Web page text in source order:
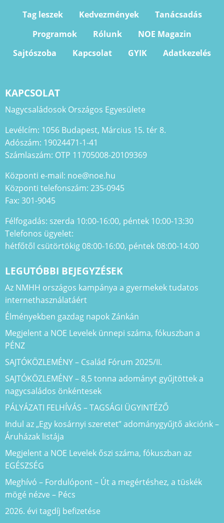
Tag leszek Kedvezmények
Tanácsadás
Programok
Rólunk
NOE Magazin
Sajtószoba
Kapcsolat GYIK Adatkezelés
KAPCSOLAT
Nagycsaládosok Országos Egyesülete
Levélcím: 1056 Budapest, Március 15. tér 8.
Adószám: 19024471-1-41
Számlaszám: OTP 11705008-20109369
Központi e-mail: noe@noe.hu
Központi telefonszám: 235-0945
Fax: 301-9045
Félfogadás: szerda 10:00-16:00, péntek 10:00-13:30
Telefonos ügyelet:
hétfőtől csütörtökig 08:00-16:00, péntek 08:00-14:00
LEGUTÓBBI BEJEGYZÉSEK
Az NMHH országos kampánya a gyermekek tudatos
internethasználatáért
Élményekben gazdag napok Zánkán
Megjelent a NOE Levelek ünnepi száma, fókuszban a
PÉNZ
SAJTÓKÖZLEMÉNY – Család Fórum 2025/II.
SAJTÓKÖZLEMÉNY – 8,5 tonna adományt gyűjtöttek a
nagycsaládos önkéntesek
PÁLYÁZATI FELHÍVÁS – TAGSÁGI ÜGYINTÉZŐ
Indul az „Egy kosárnyi szeretet” adománygyűjtő akciónk –
Áruházak listája
Megjelent a NOE Levelek őszi száma, fókuszban az
EGÉSZSÉG
Meghívó – Fordulópont – Út a megértéshez, a tüskék
mögé nézve – Pécs
2026. évi tagdíj befizetése